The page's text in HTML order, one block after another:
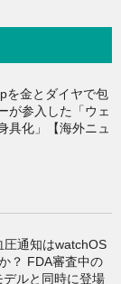
を金とダイヤで包
が参入した「ウェ
具化」【海外ニュ
圧通知はwatchOS
？ FDA審査中の
ルと同時に登場